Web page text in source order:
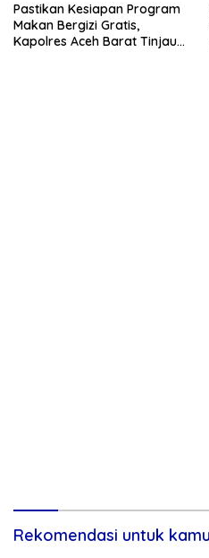
Pastikan Kesiapan Program
Makan Bergizi Gratis,
Kapolres Aceh Barat Tinjau
Rekomendasi untuk kamu